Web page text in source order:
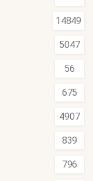
14849
5047
56
675
4907
839
796